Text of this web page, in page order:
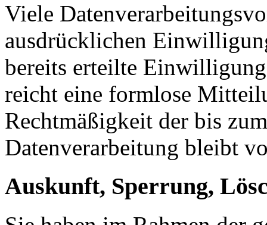
Viele
ausdrücklichen
bereits erteilte
reicht eine formlose
Rechtmäßigkeit der bis
Datenverarbeitung bleibt
Auskunft, Sperrung,